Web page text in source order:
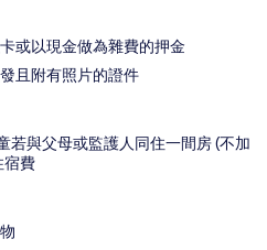
或以現金做為雜費的押金
且附有照片的證件
若與父母或監護人同住一間房 (不加
宿費